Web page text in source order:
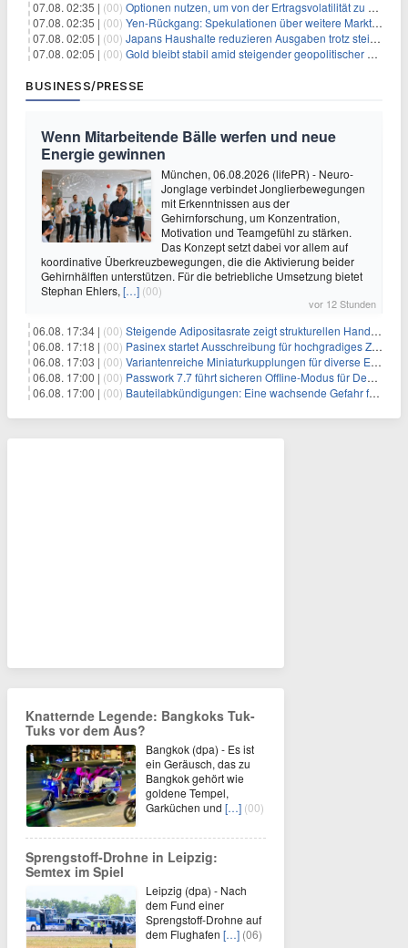
07.08. 02:35 | (00) Optionen nutzen, um von der Ertragsvolatilität zu profitieren
07.08. 02:35 | (00) Yen-Rückgang: Spekulationen über weitere Marktinterventionen nehmen zu
07.08. 02:05 | (00) Japans Haushalte reduzieren Ausgaben trotz steigender Löhne: Ein Warnsignal für das Wachstum
07.08. 02:05 | (00) Gold bleibt stabil amid steigender geopolitischer Spannungen im Persischen Golf
BUSINESS/PRESSE
Wenn Mitarbeitende Bälle werfen und neue
Energie gewinnen
München, 06.08.2026 (lifePR) - Neuro-
Jonglage verbindet Jonglierbewegungen
mit Erkenntnissen aus der
Gehirnforschung, um Konzentration,
Motivation und Teamgefühl zu stärken.
Das Konzept setzt dabei vor allem auf
koordinative Überkreuzbewegungen, die die Aktivierung beider
Gehirnhälften unterstützen. Für die betriebliche Umsetzung bietet
Stephan Ehlers, […] (00)
vor 12 Stunden
06.08. 17:34 | (00) Steigende Adipositasrate zeigt strukturellen Handlungsbedarf bei der Ernährung schulpflichtiger Kinder
06.08. 17:18 | (00) Pasinex startet Ausschreibung für hochgradiges Zinksulfidkonzentrat mit Germanium- und Silbergehalten und stellt ein Betriebsupdate bereit
06.08. 17:03 | (00) Variantenreiche Miniaturkupplungen für diverse Einsatzbereiche
06.08. 17:00 | (00) Passwork 7.7 führt sicheren Offline-Modus für Desktop- und Mobile-Apps ein
06.08. 17:00 | (00) Bauteilabkündigungen: Eine wachsende Gefahr für industrielle Elektroniksysteme
Knatternde Legende: Bangkoks Tuk-
Tuks vor dem Aus?
Bangkok (dpa) - Es ist
ein Geräusch, das zu
Bangkok gehört wie
goldene Tempel,
Garküchen und […] (00)
Sprengstoff-Drohne in Leipzig:
Semtex im Spiel
Leipzig (dpa) - Nach
dem Fund einer
Sprengstoff-Drohne auf
dem Flughafen […] (06)